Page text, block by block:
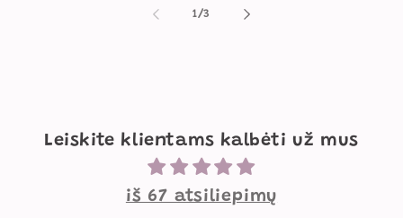
1/iš
3
Leiskite klientams kalbėti už mus
iš 67 atsiliepimų